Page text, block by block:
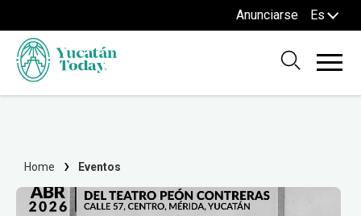
Anunciarse Es
Home Eventos